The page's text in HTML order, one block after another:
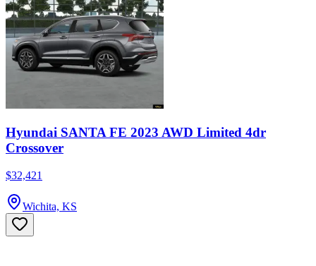
Hyundai SANTA FE 2023 AWD Limited 4dr
Crossover
$32,421
Wichita, KS